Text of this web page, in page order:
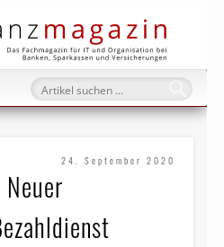
24. September 2020